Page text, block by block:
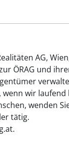
AG,
ÖRAG und
wir
wenden
tätig.